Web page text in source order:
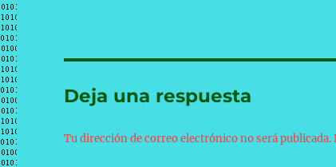
Deja una respuesta
Tu dirección de correo electrónico no será publicada.